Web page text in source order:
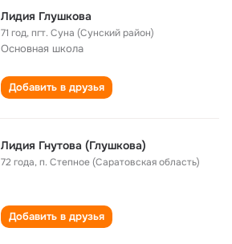
Лидия Глушкова
71 год,пгт. Суна (Сунский район)
Основная школа
Добавить в друзья
Лидия Гнутова (Глушкова)
72 года,п. Степное (Саратовская область)
Добавить в друзья